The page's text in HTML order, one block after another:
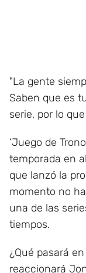
"La gente
Saben que es
serie, por lo
‘Juego de
temporada en
que lanzó la
momento no
una de las
tiempos.
¿Qué pasará
reaccionará